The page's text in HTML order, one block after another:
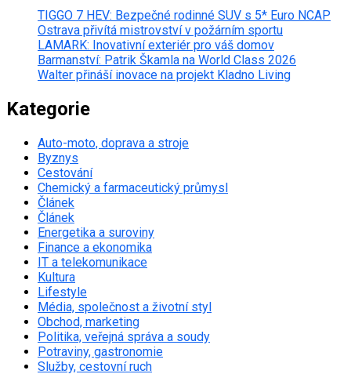
TIGGO 7 HEV: Bezpečné rodinné SUV s 5* Euro NCAP
Ostrava přivítá mistrovství v požárním sportu
LAMARK: Inovativní exteriér pro váš domov
Barmanství: Patrik Škamla na World Class 2026
Walter přináší inovace na projekt Kladno Living
Kategorie
Auto-moto, doprava a stroje
Byznys
Cestování
Chemický a farmaceutický průmysl
Článek
Článek
Energetika a suroviny
Finance a ekonomika
IT a telekomunikace
Kultura
Lifestyle
Média, společnost a životní styl
Obchod, marketing
Politika, veřejná správa a soudy
Potraviny, gastronomie
Služby, cestovní ruch